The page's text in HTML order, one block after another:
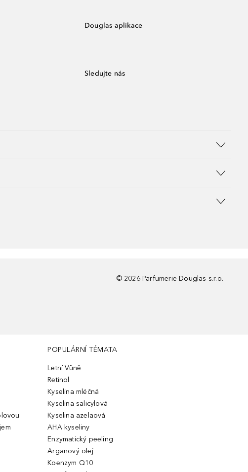
Douglas aplikace
Sledujte nás
© 2026 Parfumerie Douglas s.r.o.
POPULÁRNÍ TÉMATA
Letní Vůně
Retinol
Kyselina mléčná
Kyselina salicylová
Kyselina azelaová
AHA kyseliny
Enzymatický peeling
Arganový olej
Koenzym Q10